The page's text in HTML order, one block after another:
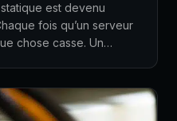
est devenu
fois qu’un serveur
chose casse. Un…